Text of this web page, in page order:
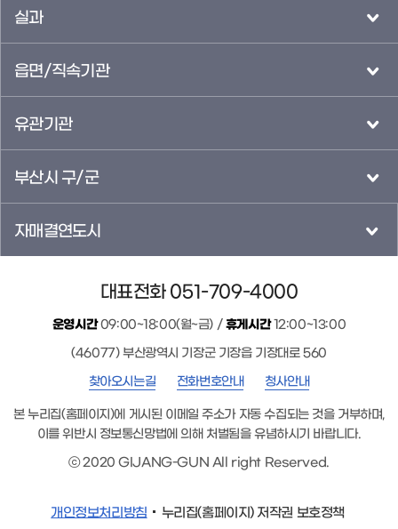
실과
읍면/직속기관
유관기관
부산시 구/군
자매결연도시
대표전화 051-709-4000
운영시간09:00~18:00(월~금) /휴게시간12:00~13:00
(46077) 부산광역시 기장군 기장읍 기장대로 560
찾아오시는길
전화번호안내 청사안내
본 누리집(홈페이지)에 게시된 이메일 주소가 자동 수집되는 것을 거부하며,
이를 위반시 정보통신망법에 의해 처벌됨을 유념하시기 바랍니다.
ⓒ 2020 GIJANG-GUN All right Reserved.
개인정보처리방침 누리집(홈페이지) 저작권 보호정책